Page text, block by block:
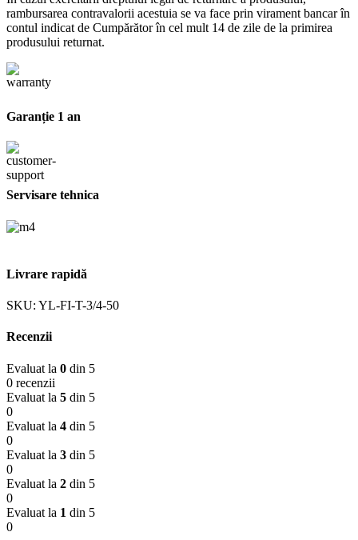
rambursarea contravalorii acestuia se va face prin virament bancar în
contul indicat de Cumpărător în cel mult 14 de zile de la primirea
produsului returnat.
Garanție 1 an
Servisare tehnica
Livrare rapidă
SKU: YL-FI-T-3/4-50
Recenzii
Evaluat la 0 din 5
0 recenzii
Evaluat la 5 din 5
0
Evaluat la 4 din 5
0
Evaluat la 3 din 5
0
Evaluat la 2 din 5
0
Evaluat la 1 din 5
0